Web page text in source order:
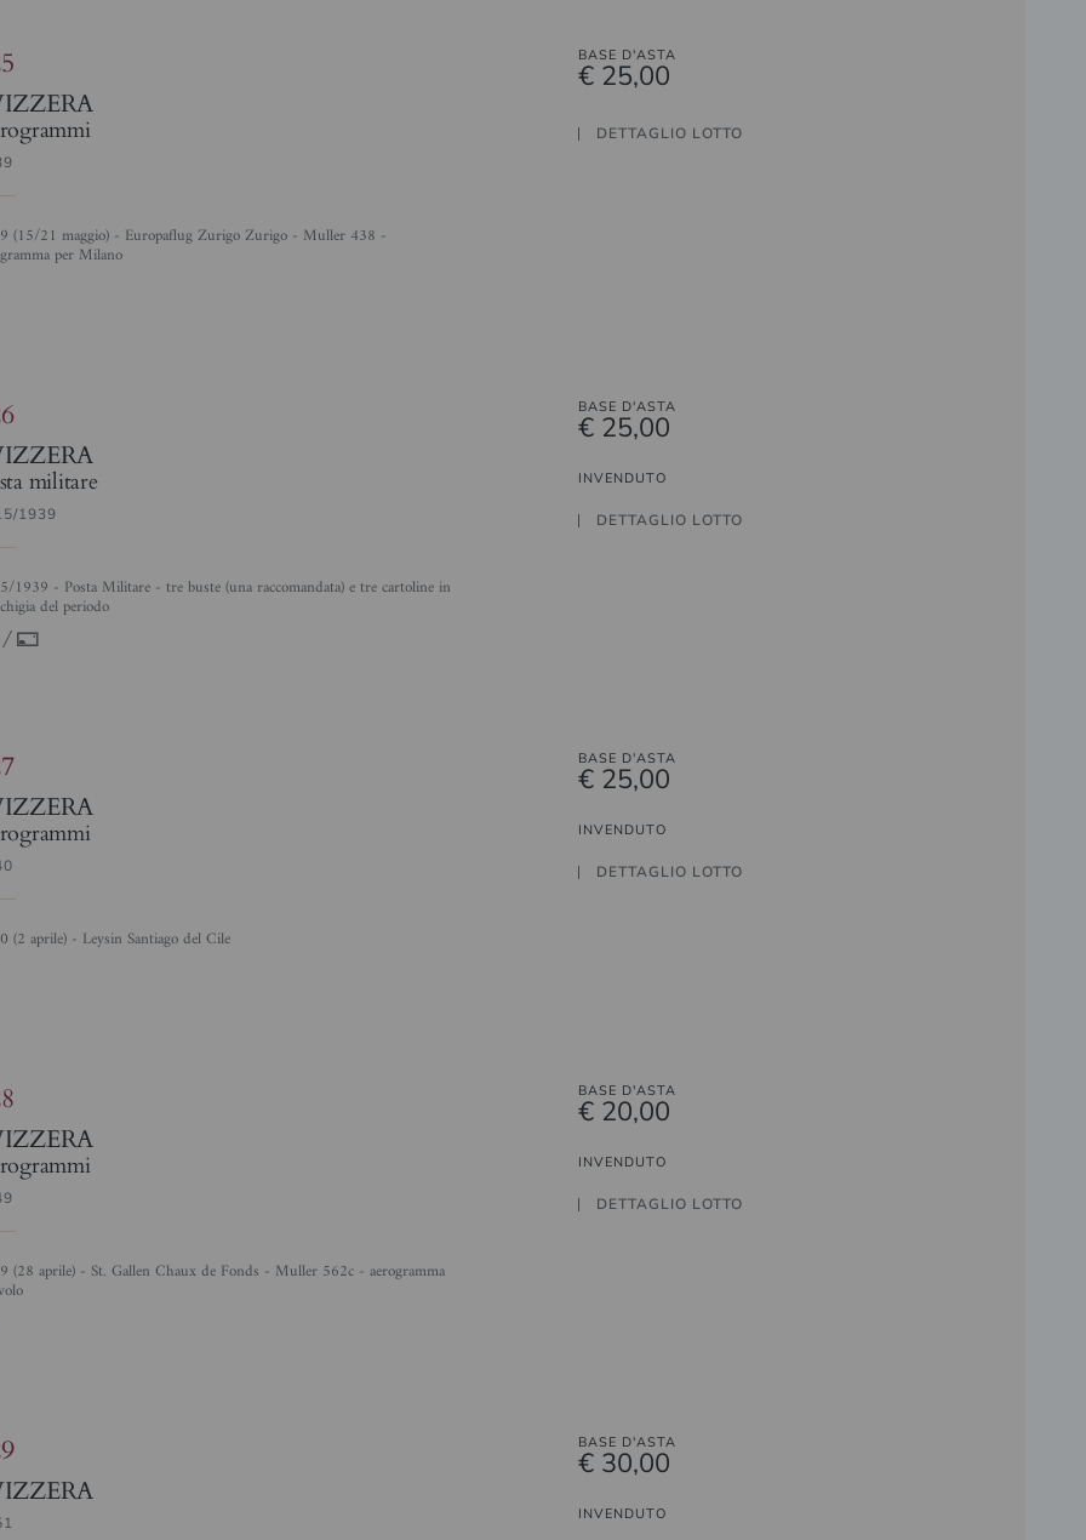
per Milano
BASE D'ASTA
€ 25,00
DETTAGLIO LOTTO
militare
1939
del periodo
%
BASE D'ASTA
€ 25,00
INVENDUTO
DETTAGLIO LOTTO
(2 aprile) - Leysin Santiago del Cile
BASE D'ASTA
€ 25,00
INVENDUTO
DETTAGLIO LOTTO
BASE D'ASTA
€ 20,00
INVENDUTO
DETTAGLIO LOTTO
BASE D'ASTA
€ 30,00
INVENDUTO